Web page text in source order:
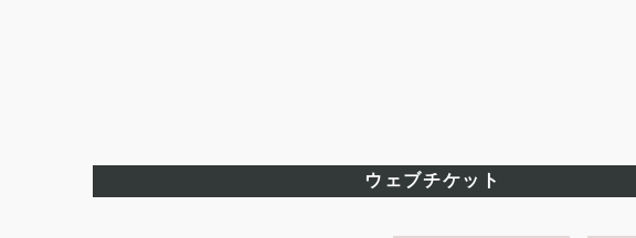
ウェブチケット